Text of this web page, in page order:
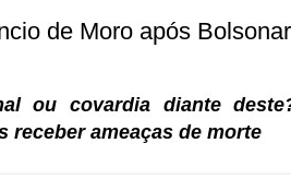
de Moro após
ou covardia diante
receber ameaças de morte